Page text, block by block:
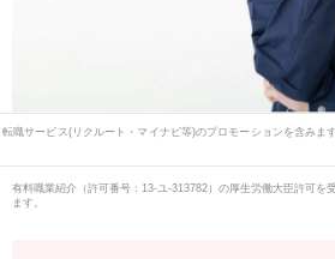
転職サービス(リクルート・マイナビ等)のプロモーションを含みます
有料職業紹介（許可番号：13-ユ-313782）の厚生労働大臣許可を
ます。